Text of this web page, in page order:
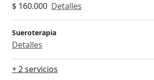
$ 160.000 Detalles
Sueroterapia
Detalles
+ 2 servicios